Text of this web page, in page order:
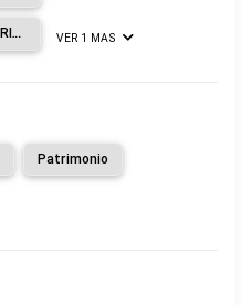
SERVICIOS DE APOYO A LA FABRICACIÓN DE INSTRUMENTOS MUSICALES A CAMBIO DE UNA RETRIBUCIÓN O POR CONTRATO. VER 1 MAS
Patrimonio